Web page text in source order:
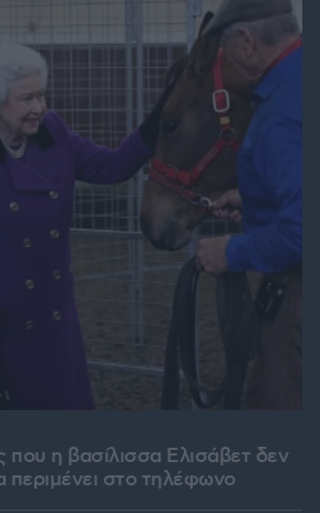
η βασίλισσα Ελισάβετ δεν
στο τηλέφωνο